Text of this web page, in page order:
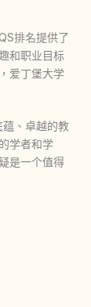
排名提供了
和职业目标
爱丁堡大学
、卓越的教
学者和学
是一个值得